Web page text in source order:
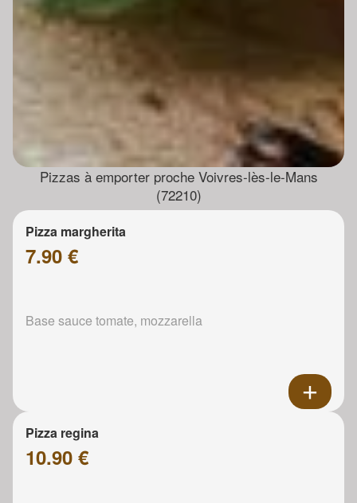
Pizzas à emporter proche Voivres-lès-le-Mans
(72210)
Pizza margherita
7.90 €
Base sauce tomate, mozzarella
Pizza regina
10.90 €